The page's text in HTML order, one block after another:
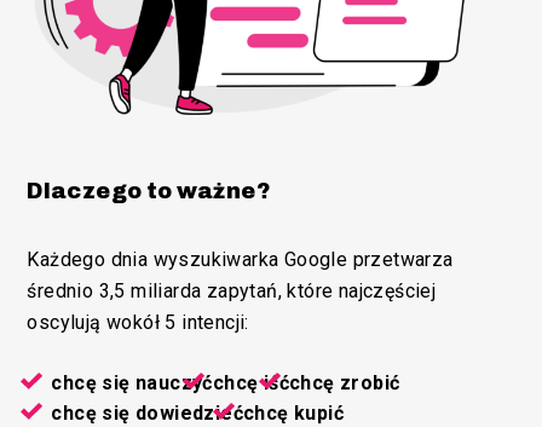
Dlaczego to ważne?
Każdego dnia wyszukiwarka Google przetwarza
średnio 3,5 miliarda zapytań, które najczęściej
oscylują wokół 5 intencji:
chcę się nauczyćchcę iśćchcę zrobić
chcę się dowiedziećchcę kupić